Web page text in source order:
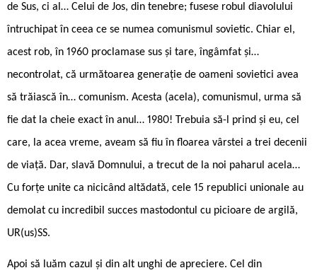
de Sus, ci al… Celui de Jos, din tenebre; fusese robul diavolului
întruchipat în ceea ce se numea comunismul sovietic. Chiar el,
acest rob, în 1960 proclamase sus și tare, îngâmfat și…
necontrolat, că următoarea generație de oameni sovietici avea
să trăiască în… comunism. Acesta (acela), comunismul, urma să
fie dat la cheie exact în anul… 1980! Trebuia să-l prind și eu, cel
care, la acea vreme, aveam să fiu în floarea vârstei a trei decenii
de viață. Dar, slavă Domnului, a trecut de la noi paharul acela…
Cu forțe unite ca nicicând altădată, cele 15 republici unionale au
demolat cu incredibil succes mastodontul cu picioare de argilă,
UR(us)SS.
Apoi să luăm cazul și din alt unghi de apreciere. Cel din